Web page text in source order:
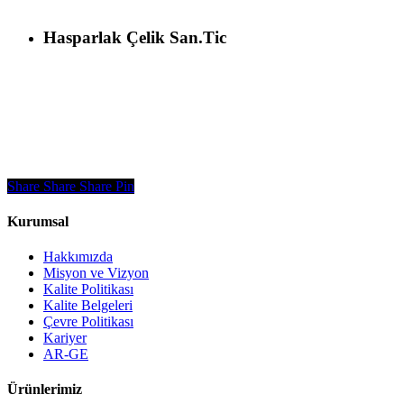
Hasparlak Çelik San.Tic
Share Share Share Pin
Kurumsal
Hakkımızda
Misyon ve Vizyon
Kalite Politikası
Kalite Belgeleri
Çevre Politikası
Kariyer
AR-GE
Ürünlerimiz